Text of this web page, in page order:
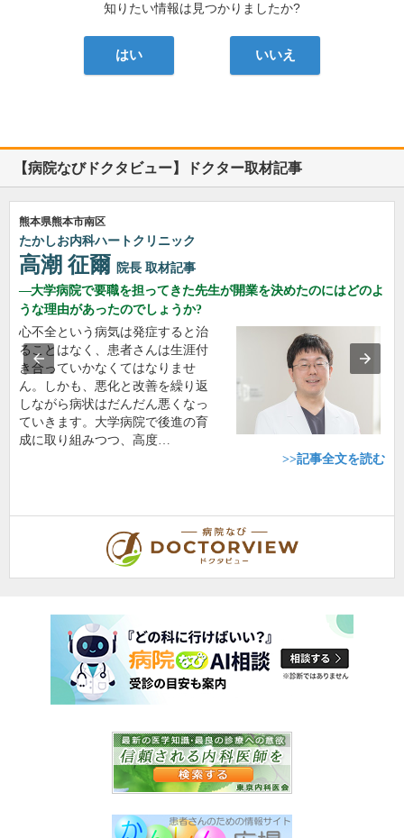
知りたい情報は見つかりましたか?
はい いいえ
【病院なびドクタビュー】ドクター取材記事
熊本県熊本市南区
たかしお内科ハートクリニック
高潮 征爾 院長 取材記事
大学病院で要職を担ってきた先生が開業を決めたのにはどのよ
うな理由があったのでしょうか?
心不全という病気は発症すると治
ることはなく、患者さんは生涯付
き合っていかなくてはなりませ
ん。しかも、悪化と改善を繰り返
しながら病状はだんだん悪くなっ
ていきます。大学病院で後進の育
成に取り組みつつ、高度…
>>記事全文を読む